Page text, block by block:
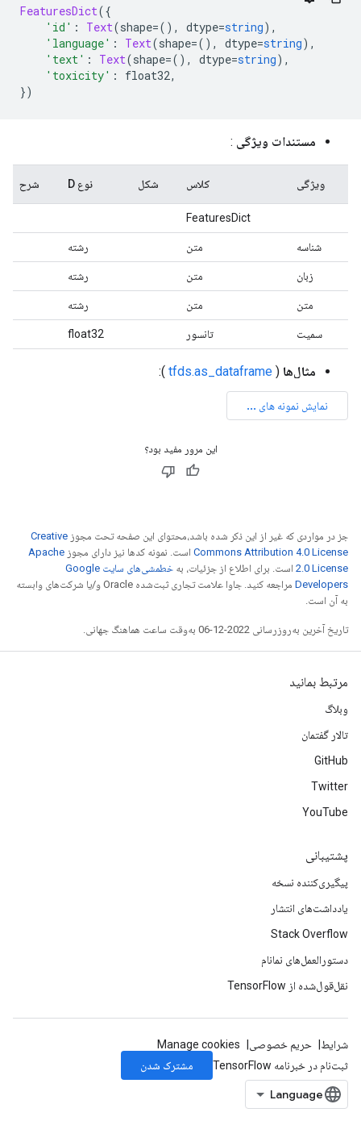
FeaturesDict({
'id' : Text(shape=(), dtype=string),
'language' : Text(shape=(), dtype=string),
'text' : Text(shape=(), dtype=string),
'toxicity' : float32,
})
مستندات ویژگی :
ویژگی کلاس شکل نوع D شرح
FeaturesDict
شناسه متن رشته
زبان متن رشته
متن متن رشته
سمیت تانسور float32
مثال‌ها (
tfds.as_dataframe
):
این مرور مفید بود؟
جز در مواردی که غیر از این ذکر شده باشد،‌محتوای این صفحه تحت مجوز Creative
Commons Attribution 4.0 License است. نمونه کدها نیز دارای مجوز Apache
2.0 License است. برای اطلاع از جزئیات، به
خطمشی‌های سایت Google
Developers‏
مراجعه کنید. جاوا علامت تجاری ثبت‌شده Oracle و/یا شرکت‌های وابسته
به آن است.
تاریخ آخرین به‌روزرسانی 2022-12-06 به‌وقت ساعت هماهنگ جهانی.
مرتبط بمانید
وبلاگ
تالار گفتمان
GitHub
Twitter
YouTube
پشتیبانی
پیگیری‌کننده نسخه
یادداشت‌های انتشار
Stack Overflow
دستورالعمل‌های نمانام
نقل‌قول‌شده از TensorFlow
شرایط حریم خصوصی
Manage cookies
ثبت‌نام در خبرنامه TensorFlow
مشترک شدن